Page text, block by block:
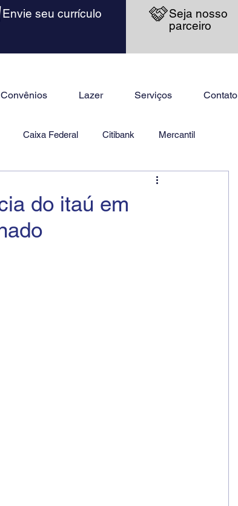
Envie seu currículo
Seja nosso
parceiro
Convênios Lazer Serviços Contato
Caixa Federal Citibank Mercantil
do itaú em